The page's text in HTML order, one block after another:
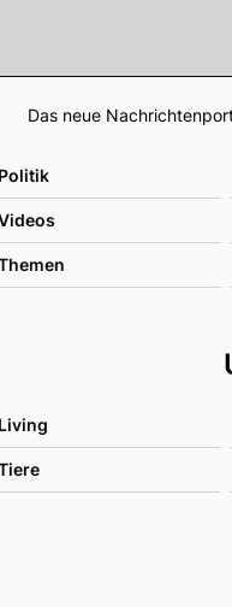
Das neue
Politik
Living